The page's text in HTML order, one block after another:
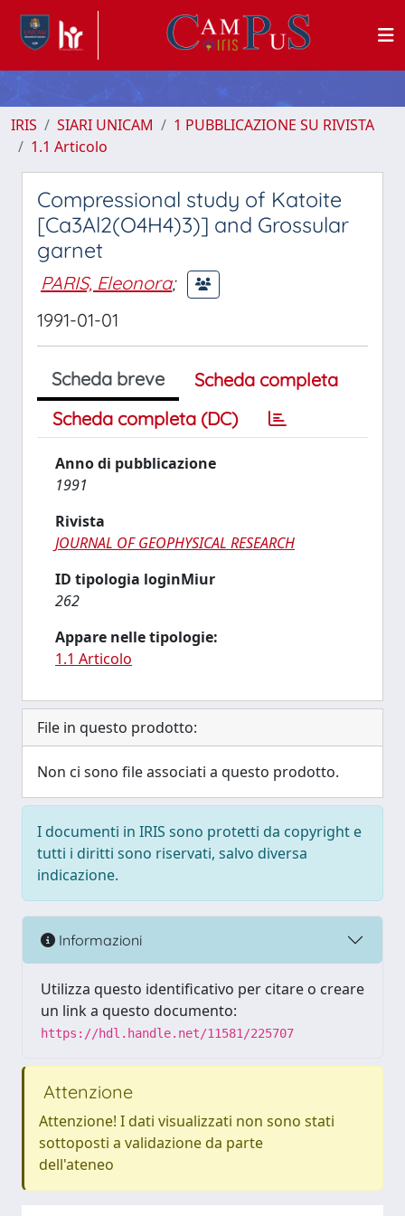
IRIS SIARI UNICAM
1 PUBBLICAZIONE SU RIVISTA
1.1 Articolo
Compressional study of Katoite
[Ca3Al2(O4H4)3)] and Grossular
garnet
PARIS, Eleonora;
1991-01-01
Scheda breve
Scheda completa
Scheda completa (DC)
Anno di pubblicazione
1991
Rivista
JOURNAL OF GEOPHYSICAL RESEARCH
ID tipologia loginMiur
262
Appare nelle tipologie:
1.1 Articolo
File in questo prodotto:
Non ci sono file associati a questo prodotto.
I documenti in IRIS sono protetti da copyright e
tutti i diritti sono riservati, salvo diversa
indicazione.
Informazioni
Utilizza questo identificativo per citare o creare
un link a questo documento:
https://hdl.handle.net/11581/225707
Attenzione
Attenzione! I dati visualizzati non sono stati
sottoposti a validazione da parte
dell'ateneo